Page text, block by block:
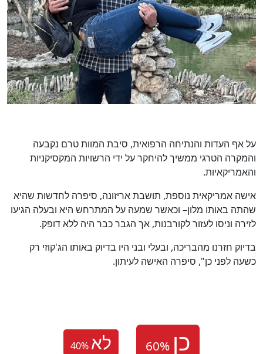
על אף העדות והנתיחה הרפואית, סיבת המוות טרם נקבעה
והמקרה הטרגי ממשיך להיחקר על ידי הרשויות המקסיקניות
והאמריקאיות.
אישה אמריקאית נוספת, תושבת אריזונה, סיפרה לחדשות שהיא
שהתה באותו מלון– וכאשר שמעה על המתרחש היא ובעלה הגיעו
לזירה וניסו לעזור לקורבנות, אך הגבר כבר היה ללא דופק.
בדיוק חזרנו מהבריכה, ובעלי ובני היו בדיוק באותו הג'קוזי רק
כשעה לפני כן", סיפרה האישה לעיתון.
40% לא